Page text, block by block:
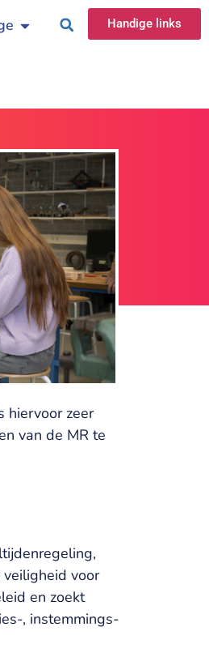
Handige links
hiervoor zeer
van de MR te
voor
en zoekt
, instemmings-